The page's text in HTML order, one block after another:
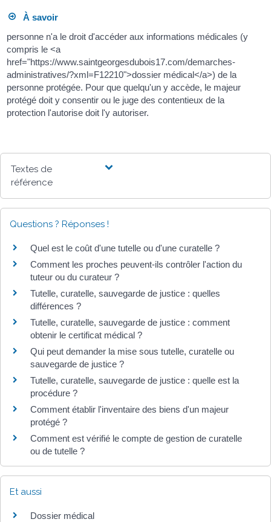
À savoir
personne n'a le droit d'accéder aux informations médicales (y
compris le <a
href="https://www.saintgeorgesdubois17.com/demarches-
administratives/?xml=F12210">dossier médical</a>) de la
personne protégée. Pour que quelqu'un y accède, le majeur
protégé doit y consentir ou le juge des contentieux de la
protection l'autorise doit l'y autoriser.
Textes de
référence
Questions ? Réponses !
Quel est le coût d'une tutelle ou d'une curatelle ?
Comment les proches peuvent-ils contrôler l'action du
tuteur ou du curateur ?
Tutelle, curatelle, sauvegarde de justice : quelles
différences ?
Tutelle, curatelle, sauvegarde de justice : comment
obtenir le certificat médical ?
Qui peut demander la mise sous tutelle, curatelle ou
sauvegarde de justice ?
Tutelle, curatelle, sauvegarde de justice : quelle est la
procédure ?
Comment établir l'inventaire des biens d'un majeur
protégé ?
Comment est vérifié le compte de gestion de curatelle
ou de tutelle ?
Et aussi
Dossier médical